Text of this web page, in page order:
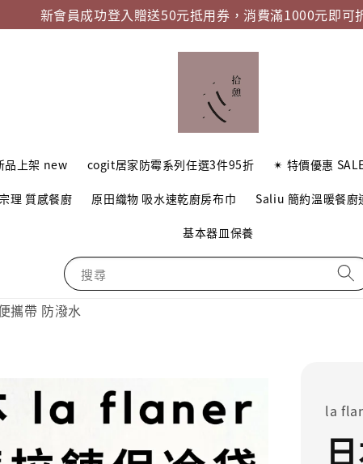
新會員成功登入贈送50元抵用券，消費滿1000元即可
搜尋
品上架 new cogit居家防霉系列任選3件95折 ✴︎ 特價優惠
理 質感餐廚 原田織物 吸水速乾廚房布巾 Saliu 簡約溫暖餐廚
基本器皿保養
攜帶 防潑水
la